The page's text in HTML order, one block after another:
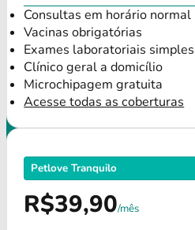
Consultas em horário normal
Vacinas obrigatórias
Exames laboratoriais simples
Clínico geral a domicílio
Microchipagem gratuita
Acesse todas as coberturas
Petlove Tranquilo
R$39,90/mês